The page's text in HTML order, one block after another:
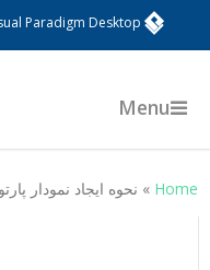
Visual Paradigm Desktop
Menu
Home
» نحوه ایجاد نمودار پارتو